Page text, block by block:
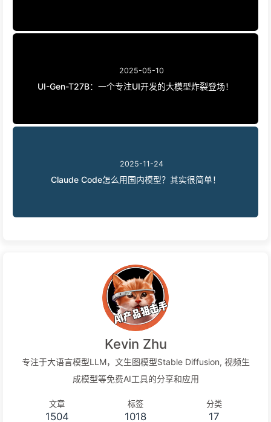
2025-05-10
UI-Gen-T27B：一个专注UI开发的大模型炸裂登场！
2025-11-24
Claude Code怎么用国内模型？其实很简单！
Kevin Zhu
专注于大语言模型LLM，文生图模型Stable Diffusion, 视频生
成模型等免费AI工具的分享和应用
文章
1504
标签
1018
分类
17